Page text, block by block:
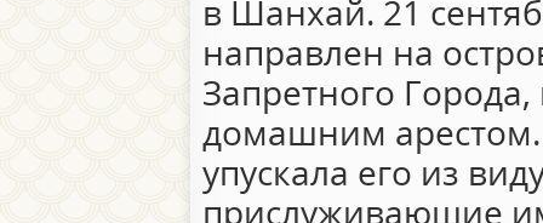
в Шанхай. 21
направлен на
Запретного Города,
домашним
упускала его из
прислуживающие